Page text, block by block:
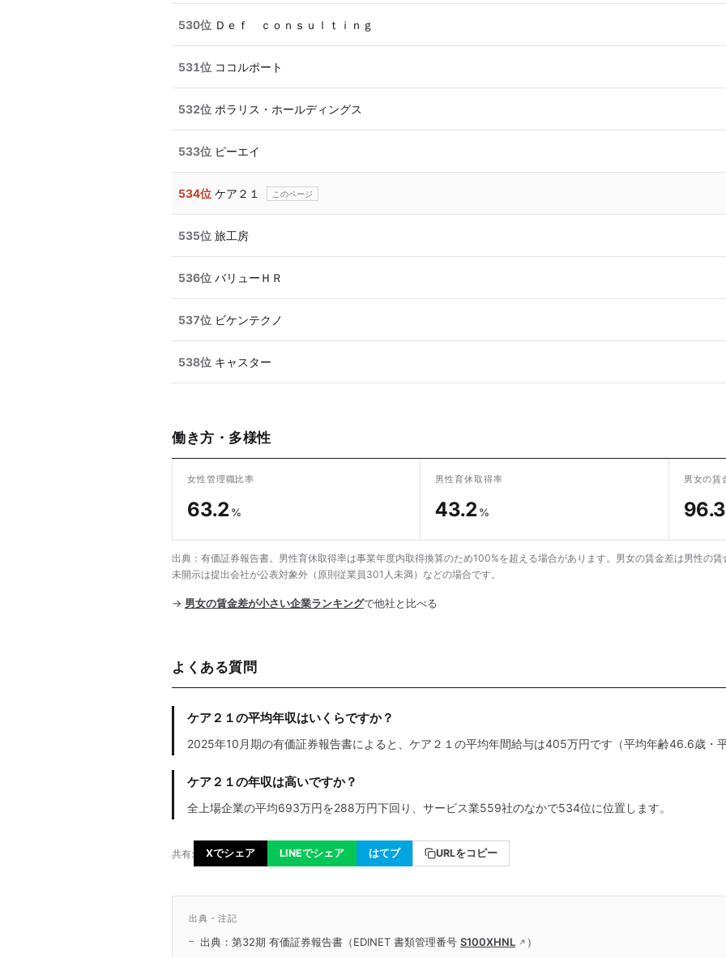
530位 Ｄｅｆ ｃｏｎｓｕｌｔｉｎｇ
531位 ココルポート
532位 ポラリス・ホールディングス
533位 ピーエイ
534位 ケア２１
535位 旅工房
536位 バリューＨＲ
537位 ビケンテクノ
538位 キャスター
働き方・多様性
女性管理職比率
63.2 %
男性育休取得率
43.2 %
男女の賃
96.3
出典：有価証券報告書。男性育休取得率は事業年度内取得換算のため100%を超える場合があります。男女の賃金差は男性の
未開示は提出会社が公表対象外（原則従業員301人未満）などの場合です。
→ 男女の賃金差が小さい企業ランキングで他社と比べる
よくある質問
ケア２１の平均年収はいくらですか？
2025年10月期の有価証券報告書によると、ケア２１の平均年間給与は405万円です（平均年齢46.6歳・
ケア２１の年収は高いですか？
全上場企業の平均693万円を288万円下回り、サービス業559社のなかで534位に位置します。
共有: Xでシェア LINEでシェア はてブ URLをコピー
出典・注記
出典：第32期 有価証券報告書（EDINET 書類管理番号 S100XHNL ）